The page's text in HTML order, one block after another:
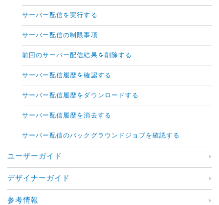
サーバー配信を実行する
サーバー配信の制限事項
前回のサーバー配信結果を削除する
サーバー配信履歴を確認する
サーバー配信履歴をダウンロードする
サーバー配信履歴を消去する
サーバー配信のバックグラウンドジョブを確認する
ユーザーガイド
デザイナーガイド
参考情報